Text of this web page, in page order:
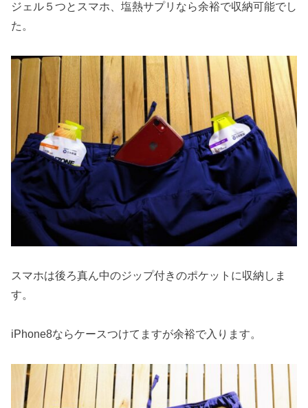
ジェル５つとスマホ、塩熱サプリなら余裕で収納可能でし
た。
スマホは後ろ真ん中のジップ付きのポケットに収納しま
す。
iPhone8ならケースつけてますが余裕で入ります。